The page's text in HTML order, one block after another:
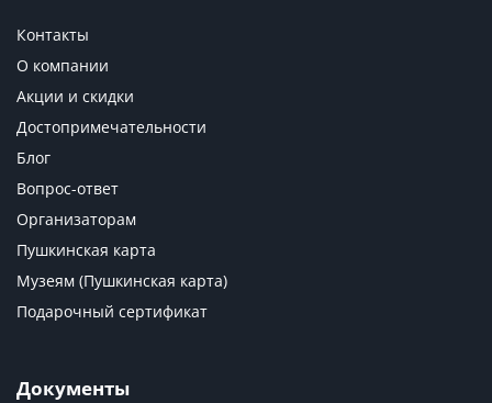
Контакты
О компании
Акции и скидки
Достопримечательности
Блог
Вопрос-ответ
Организаторам
Пушкинская карта
Музеям (Пушкинская карта)
Подарочный сертификат
Документы